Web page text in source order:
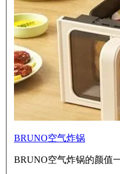
BRUNO空气炸锅
BRUNO空气炸锅的颜值